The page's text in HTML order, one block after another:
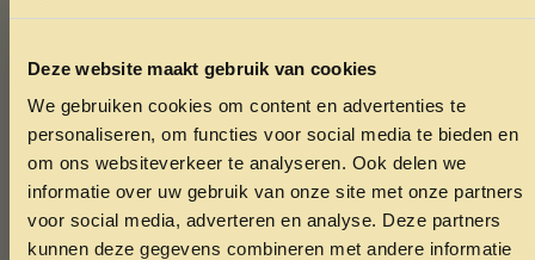
Deze website maakt gebruik van cookies
We gebruiken cookies om content en advertenties te
personaliseren, om functies voor social media te bieden en
om ons websiteverkeer te analyseren. Ook delen we
informatie over uw gebruik van onze site met onze partners
voor social media, adverteren en analyse. Deze partners
kunnen deze gegevens combineren met andere informatie
In onze winkel in Varsseveld helpt Menno u graag met
niet wat u zoekt? Menno kan het vaak voor u bestellen.
Ook voor het knippen van nagels van konijnen of cavia’s
bent u welkom.
Whatsapp
ONTVANG 5% KORTING OP
JE EERSTE BESTELLING!